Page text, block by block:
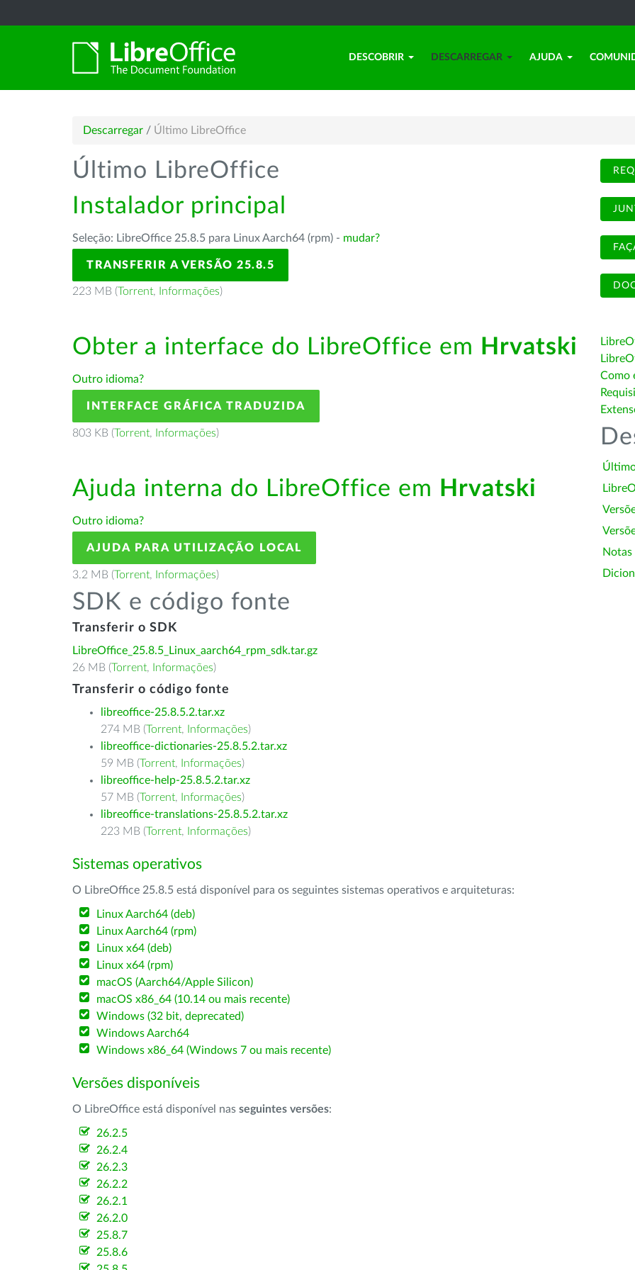
DESCOBRIR DESCARREGAR AJUDA
Descarregar / Último LibreOffice
Último LibreOffice
Instalador principal
Seleção: LibreOffice 25.8.5 para Linux Aarch64 (rpm) - mudar?
TRANSFERIR A VERSÃO 25.8.5
223 MB (Torrent, Informações)
Obter a interface do LibreOffice em Hrvatski
Outro idioma?
INTERFACE GRÁFICA TRADUZIDA
803 KB (Torrent, Informações)
Ajuda interna do LibreOffice em Hrvatski
Outro idioma?
AJUDA PARA UTILIZAÇÃO LOCAL
3.2 MB (Torrent, Informações)
SDK e código fonte
Transferir o SDK
LibreOffice_25.8.5_Linux_aarch64_rpm_sdk.tar.gz
26 MB (Torrent, Informações)
Transferir o código fonte
libreoffice-25.8.5.2.tar.xz
274 MB (Torrent, Informações)
libreoffice-dictionaries-25.8.5.2.tar.xz
59 MB (Torrent, Informações)
libreoffice-help-25.8.5.2.tar.xz
57 MB (Torrent, Informações)
libreoffice-translations-25.8.5.2.tar.xz
223 MB (Torrent, Informações)
Sistemas operativos
O LibreOffice 25.8.5 está disponível para os seguintes sistemas operativos e arquiteturas:
Linux Aarch64 (deb)
Linux Aarch64 (rpm)
Linux x64 (deb)
Linux x64 (rpm)
macOS (Aarch64/Apple Silicon)
macOS x86_64 (10.14 ou mais recente)
Windows (32 bit, deprecated)
Windows Aarch64
Windows x86_64 (Windows 7 ou mais recente)
Versões disponíveis
O LibreOffice está disponível nas seguintes versões:
26.2.5
26.2.4
26.2.3
26.2.2
26.2.1
26.2.0
25.8.7
25.8.6
Como
Notas